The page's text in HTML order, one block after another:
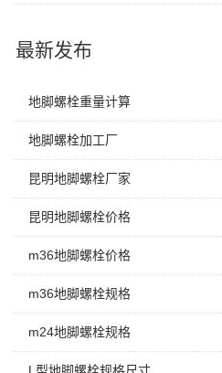
最新发布
地脚螺栓重量计算
地脚螺栓加工厂
昆明地脚螺栓厂家
昆明地脚螺栓价格
m36地脚螺栓价格
m36地脚螺栓规格
m24地脚螺栓规格